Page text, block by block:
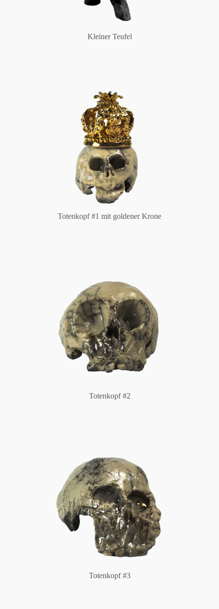
Kleiner Teufel
Totenkopf #1 mit goldener Krone
Totenkopf #2
Totenkopf #3